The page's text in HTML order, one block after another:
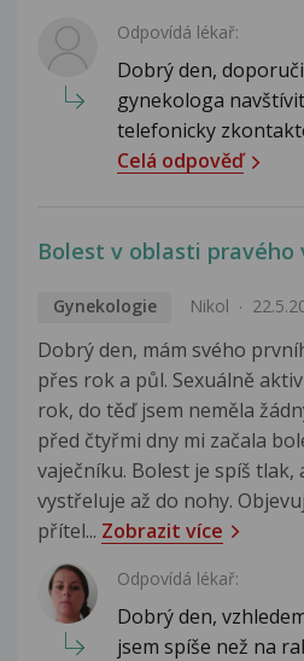
Odpovídá lékař:
Dobrý den,
gynekologa
telefonicky
Celá odpověď
Bolest v oblasti pravého
Gynekologie Nikol
Dobrý den, mám svého
přes rok a půl. Sexuálně
rok, do těď jsem neměla
před čtyřmi dny mi začala
vaječníku. Bolest je spíš tlak,
vystřeluje až do nohy.
přítel... Zobrazit více
Odpovídá lékař:
Dobrý den,
jsem spíše než na